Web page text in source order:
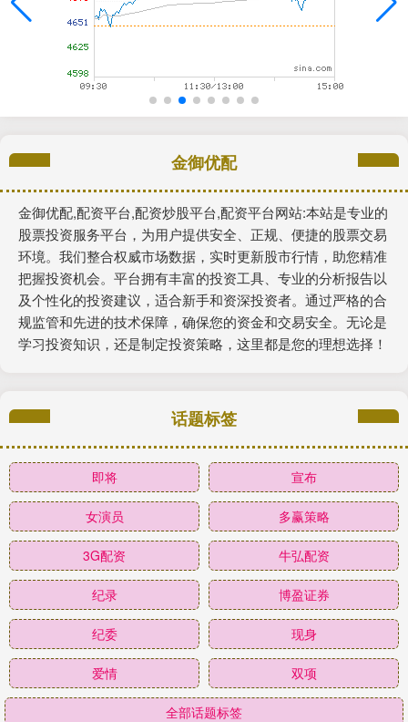
金御优配
金御优配,配资平台,配资炒股平台,配资平台网站:本站是专业的
股票投资服务平台，为用户提供安全、正规、便捷的股票交易
环境。我们整合权威市场数据，实时更新股市行情，助您精准
把握投资机会。平台拥有丰富的投资工具、专业的分析报告以
及个性化的投资建议，适合新手和资深投资者。通过严格的合
规监管和先进的技术保障，确保您的资金和交易安全。无论是
学习投资知识，还是制定投资策略，这里都是您的理想选择！
话题标签
即将 宣布
女演员 多赢策略
3G配资 牛弘配资
纪录 博盈证券
纪委 现身
爱情 双项
全部话题标签